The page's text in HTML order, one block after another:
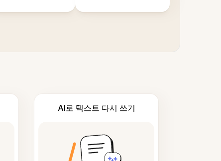
AI로 텍스트 다시 쓰기